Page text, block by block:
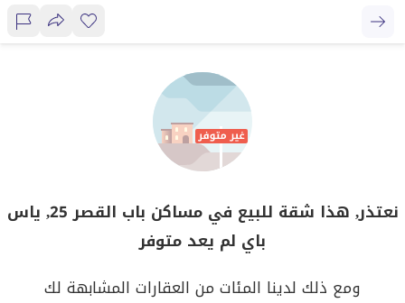
نعتذر, هذا شقة للبيع في مساكن باب القصر 25, ياس
باي لم يعد متوفر
ومع ذلك لدينا المئات من العقارات المشابهة لك